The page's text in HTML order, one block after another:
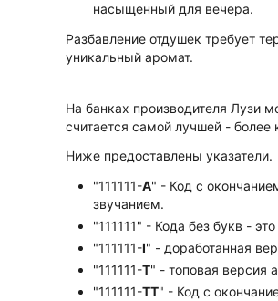
насыщенный для вечера.
Разбавление отдушек требует
уникальный аромат.
На банках производителя Лузи
считается самой лучшей - более
Ниже предоставлены указатели.
"111111-А" - Код с
звучанием.
"111111" - Кода без букв -
"111111-I" - доработанная
"111111-Т" - топовая версия
"111111-ТТ" - Код с